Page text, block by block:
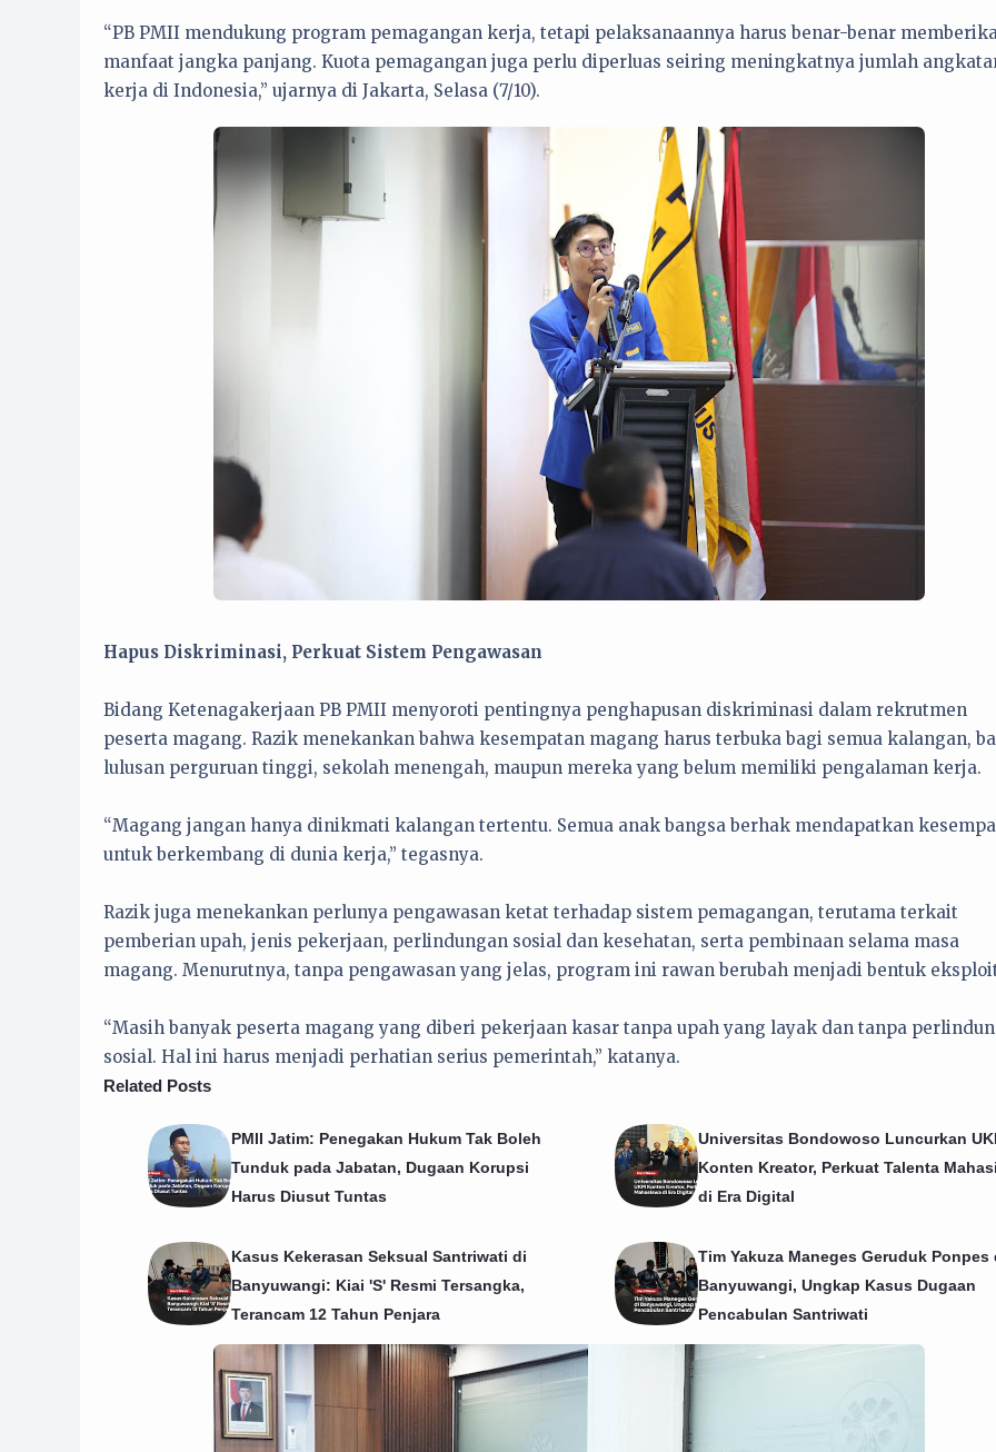
“PB PMII mendukung program pemagangan kerja, tetapi pelaksanaannya harus benar-benar
manfaat jangka panjang. Kuota pemagangan juga perlu diperluas seiring meningkatnya jumlah
kerja di Indonesia,” ujarnya di Jakarta, Selasa (7/10).
Hapus Diskriminasi, Perkuat Sistem Pengawasan
Bidang Ketenagakerjaan PB PMII menyoroti pentingnya penghapusan diskriminasi dalam rekrutmen
peserta magang. Razik menekankan bahwa kesempatan magang harus terbuka bagi semua kalangan,
lulusan perguruan tinggi, sekolah menengah, maupun mereka yang belum memiliki pengalaman kerja.
“Magang jangan hanya dinikmati kalangan tertentu. Semua anak bangsa berhak mendapatkan
untuk berkembang di dunia kerja,” tegasnya.
Razik juga menekankan perlunya pengawasan ketat terhadap sistem pemagangan, terutama terkait
pemberian upah, jenis pekerjaan, perlindungan sosial dan kesehatan, serta pembinaan selama masa
magang. Menurutnya, tanpa pengawasan yang jelas, program ini rawan berubah menjadi bentuk
“Masih banyak peserta magang yang diberi pekerjaan kasar tanpa upah yang layak dan tanpa
sosial. Hal ini harus menjadi perhatian serius pemerintah,” katanya.
Related Posts
PMII Jatim: Penegakan Hukum Tak Boleh
Tunduk pada Jabatan, Dugaan Korupsi
Harus Diusut Tuntas
Universitas Bondowoso Luncurkan
Konten Kreator, Perkuat Talenta
di Era Digital
Kasus Kekerasan Seksual Santriwati di
Banyuwangi: Kiai 'S' Resmi Tersangka,
Terancam 12 Tahun Penjara
Tim Yakuza Maneges Geruduk Ponpes
Banyuwangi, Ungkap Kasus Dugaan
Pencabulan Santriwati